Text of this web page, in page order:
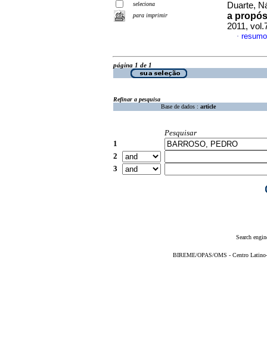
seleciona
para imprimir
Duarte,
a
2011,
·
página 1 de 1
Refinar a pesquisa
Base de dados : article
Pesquisar
1
2
3
Search
BIREME/OPAS/OMS - Centro Latino-